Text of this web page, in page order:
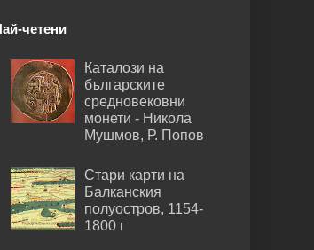
четени
Каталози на
българските
средновековни
монети - Никола
Мушмов, Р. Попов
Стари карти на
Балканския
полуостров, 1154-
1800 г